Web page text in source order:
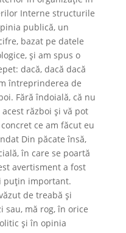
Interne structurile
publică, un
bazat pe datele
și am spus o
dacă, dacă dacă
întreprinderea de
Fără îndoială, că nu
război și vă pot
ce am făcut eu
Din păcate însă,
în care se poartă
avertisment a fost
puțin important.
de treabă și
sau, mă rog, în orice
și în opinia